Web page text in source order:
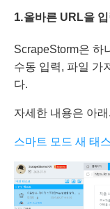
1.올바른 URL을
ScrapeStorm은 하
수동 입력, 파일 가
다.
자세한 내용은 아
스마트 모드 새 태